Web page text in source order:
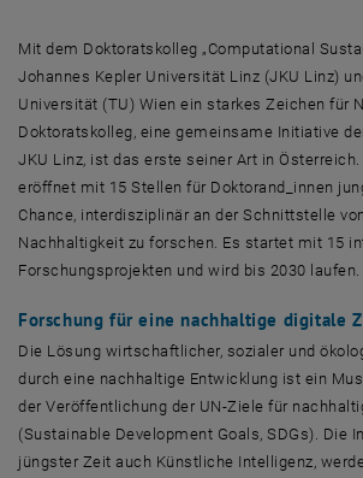
Mit dem Doktoratskolleg „ Computational
Johannes Kepler Universität Linz (JKU Linz)
Universität (TU) Wien ein starkes Zeichen für
Doktoratskolleg, eine gemeinsame Initiative
JKU Linz, ist das erste seiner Art in
eröffnet mit 15 Stellen für Doktorand_innen
Chance, interdisziplinär an der Schnittstelle
Nachhaltigkeit zu forschen. Es startet mit 15
Forschungsprojekten und wird bis 2030 laufen.
Forschung für eine nachhaltige digitale
Die Lösung wirtschaftlicher, sozialer und
durch eine nachhaltige Entwicklung ist ein
der Veröffentlichung der UN-Ziele für
(Sustainable Development Goals, SDGs). Die
jüngster Zeit auch Künstliche Intelligenz,